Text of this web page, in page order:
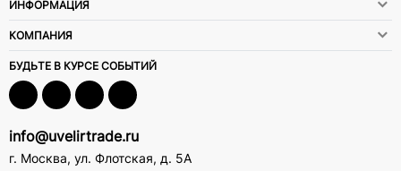
ИНФОРМАЦИЯ
КОМПАНИЯ
БУДЬТЕ В КУРСЕ СОБЫТИЙ
info@uvelirtrade.ru
г. Москва, ул. Флотская, д. 5А